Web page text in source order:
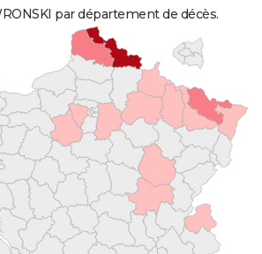
par département de décès.